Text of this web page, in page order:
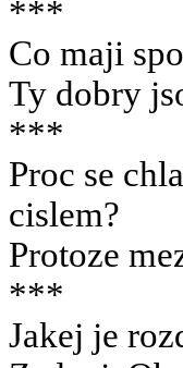
***
Co maji
Ty dobry
***
Proc se
cislem?
Protoze
***
Jakej je